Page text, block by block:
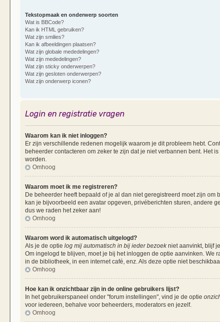
Tekstopmaak en onderwerp soorten
Wat is BBCode?
Kan ik HTML gebruiken?
Wat zijn smilies?
Kan ik afbeeldingen plaatsen?
Wat zijn globale mededelingen?
Wat zijn mededelingen?
Wat zijn sticky onderwerpen?
Wat zijn gesloten onderwerpen?
Wat zijn onderwerp iconen?
Login en registratie vragen
Waarom kan ik niet inloggen?
Er zijn verschillende redenen mogelijk waarom je dit probleem hebt.
beheerder contacteren om zeker te zijn dat je niet verbannen bent. Het
worden.
Omhoog
Waarom moet ik me registreren?
De beheerder heeft bepaald of je al dan niet geregistreerd moet zijn
kan je bijvoorbeeld een avatar opgeven, privéberichten sturen, andere
dus we raden het zeker aan!
Omhoog
Waarom word ik automatisch uitgelogd?
Als je de optie log mij automatisch in bij ieder bezoekniet aanvinkt, blijf
Om ingelogd te blijven, moet je bij het inloggen de optie aanvinken. We
in de bibliotheek, in een internet café, enz. Als deze optie niet
Omhoog
Hoe kan ik onzichtbaar zijn in de online gebruikers lijst?
In het gebruikerspaneel onder "forum instellingen", vind je de optie
voor iedereen, behalve voor beheerders, moderators en jezelf.
Omhoog